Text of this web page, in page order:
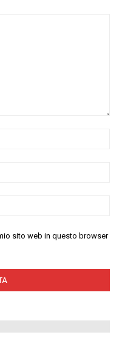
sito web in questo browser